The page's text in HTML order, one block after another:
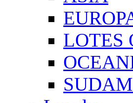
LOTES